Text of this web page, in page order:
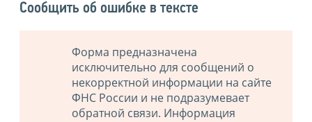
Сообщить об ошибке в тексте
Форма предназначена
исключительно для сообщений о
некорректной информации на сайте
ФНС России и не подразумевает
обратной связи. Информация